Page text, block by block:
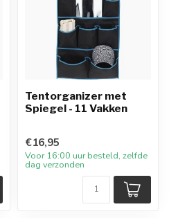
Tentorganizer met
Spiegel - 11 Vakken
€16,95
Voor 16:00 uur besteld, zelfde
dag verzonden